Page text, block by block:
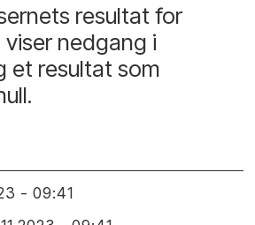
resultat for
nedgang i
et resultat som
- 09:41